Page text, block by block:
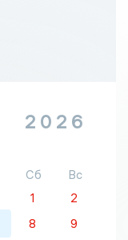
2026
Сб
Вс
1
2
8
9